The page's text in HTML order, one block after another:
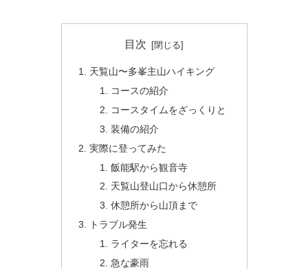
目次
天覧山〜多峯主山ハイキング
コースの紹介
コースタイムをざっくりと
装備の紹介
実際に登ってみた
飯能駅から観音寺
天覧山登山口から休憩所
休憩所から山頂まで
トラブル発生
ライターを忘れる
急な豪雨